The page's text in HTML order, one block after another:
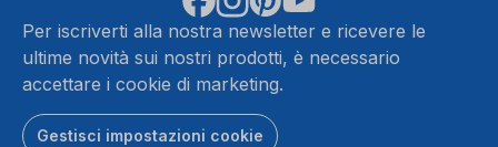
Per iscriverti alla nostra newsletter e ricevere le
ultime novità sui nostri prodotti, è necessario
accettare i cookie di marketing.
Gestisci impostazioni cookie